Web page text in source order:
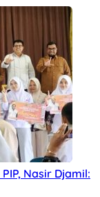
Nasir Djamil: